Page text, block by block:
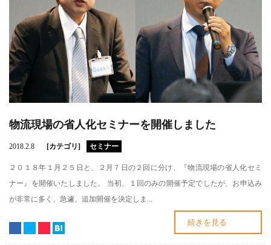
物流現場の省人化セミナーを開催しました
2018.2.8 [カテゴリ] セミナー
２０１８年１月２５日と、２月７日の２回に分け、『物流現場の省人化セミ
ナー』を開催いたしました。 当初、１回のみの開催予定でしたが、お申込み
が非常に多く、急遽、追加開催を決定しま...
続きを見る